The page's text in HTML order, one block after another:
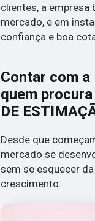
clientes, a
mercado, e em
confiança e boa
Contar com a
quem
DE
Desde que
mercado se
sem se esquecer
crescimento.